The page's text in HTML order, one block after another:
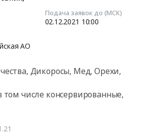
Подача заявок до (МСК)
02.12.2021 10:00
АО
Дикоросы, Мед, Орехи,
числе консервированные,